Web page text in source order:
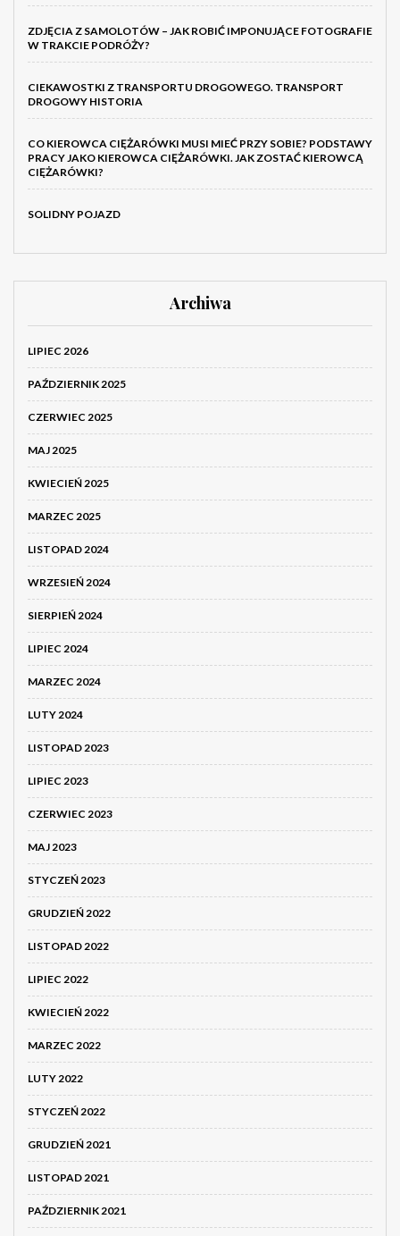
ZDJĘCIA Z SAMOLOTÓW – JAK ROBIĆ IMPONUJĄCE FOTOGRAFIE
W TRAKCIE PODRÓŻY?
CIEKAWOSTKI Z TRANSPORTU DROGOWEGO. TRANSPORT
DROGOWY HISTORIA
CO KIEROWCA CIĘŻARÓWKI MUSI MIEĆ PRZY SOBIE? PODSTAWY
PRACY JAKO KIEROWCA CIĘŻARÓWKI. JAK ZOSTAĆ KIEROWCĄ
CIĘŻARÓWKI?
SOLIDNY POJAZD
Archiwa
LIPIEC 2026
PAŹDZIERNIK 2025
CZERWIEC 2025
MAJ 2025
KWIECIEŃ 2025
MARZEC 2025
LISTOPAD 2024
WRZESIEŃ 2024
SIERPIEŃ 2024
LIPIEC 2024
MARZEC 2024
LUTY 2024
LISTOPAD 2023
LIPIEC 2023
CZERWIEC 2023
MAJ 2023
STYCZEŃ 2023
GRUDZIEŃ 2022
LISTOPAD 2022
LIPIEC 2022
KWIECIEŃ 2022
MARZEC 2022
LUTY 2022
STYCZEŃ 2022
GRUDZIEŃ 2021
LISTOPAD 2021
PAŹDZIERNIK 2021